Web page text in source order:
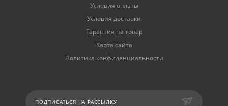
Условия оплаты
Условия доставки
Гарантия на товар
Карта сайта
Политика конфиденциальности
ПОДПИСАТЬСЯ НА РАССЫЛКУ